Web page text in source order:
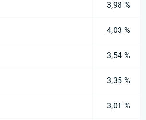
3,98 %
4,03 %
3,54 %
3,35 %
3,01 %